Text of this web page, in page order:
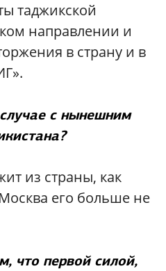
таджикской
направлении и
в страну и в
с нынешним
из страны, как
его больше не
что первой силой,